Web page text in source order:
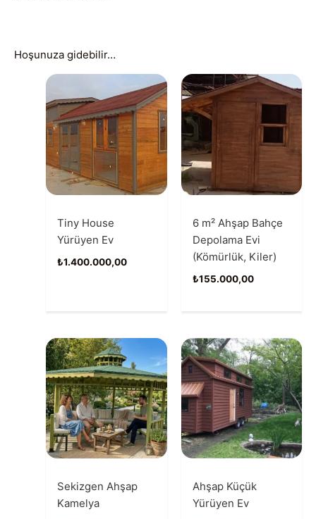
Hoşunuza gidebilir…
Tiny House
Yürüyen Ev
₺1.400.000,00
6 m² Ahşap Bahçe
Depolama Evi
(Kömürlük, Kiler)
₺155.000,00
Sekizgen Ahşap
Kamelya
Ahşap Küçük
Yürüyen Ev